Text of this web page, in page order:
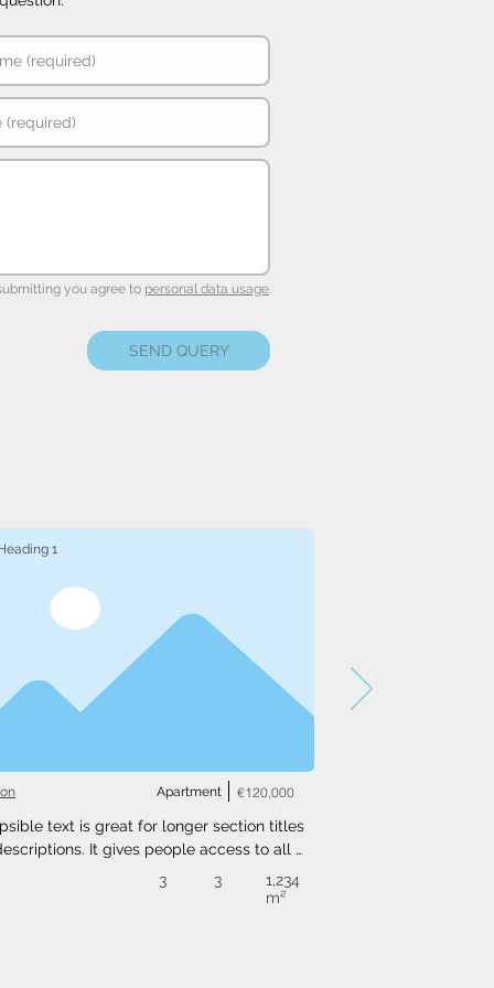
you agree to personal data usage.
SEND QUERY
1
Apartment €120,000
text is great for longer section titles
It gives people access to all
Link your text to anything, or set your text
3 3
1,234
m²